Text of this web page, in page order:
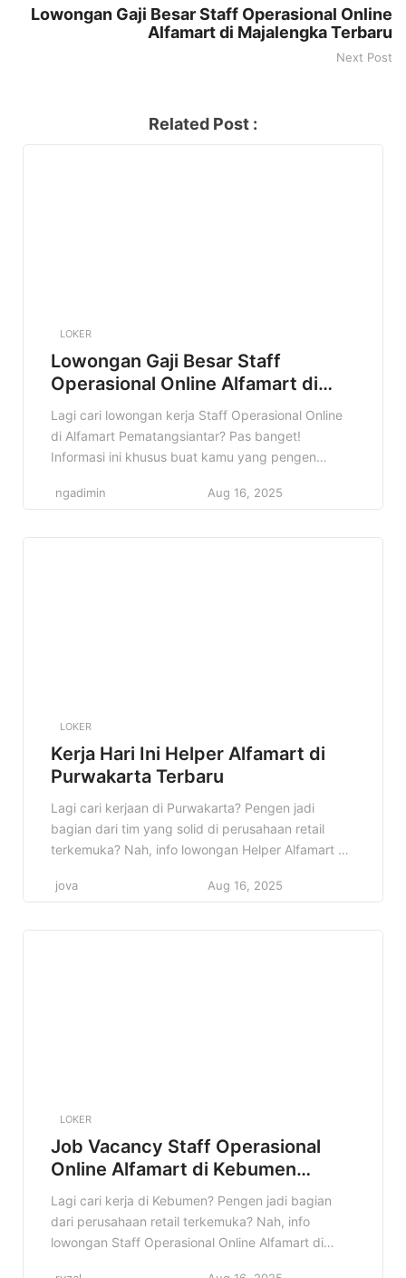
Lowongan Gaji Besar Staff Operasional Online
Alfamart di Majalengka Terbaru
Next Post
Related Post :
LOKER
Lowongan Gaji Besar Staff
Operasional Online Alfamart di
Kota Pematangsiantar Terbaru
Lagi cari lowongan kerja Staff Operasional Online
di Alfamart Pematangsiantar? Pas banget!
Informasi ini khusus buat kamu yang pengen
dunia digital. Alfamart lagi buka kesempatan emas
ngadimin Aug 16, 2025
LOKER
Kerja Hari Ini Helper Alfamart di
Purwakarta Terbaru
Lagi cari kerjaan di Purwakarta? Pengen jadi
bagian dari tim yang solid di perusahaan retail
terkemuka? Nah, info lowongan Helper Alfamart di
Cocok banget buat kamu yang fresh graduate
jova Aug 16, 2025
LOKER
Job Vacancy Staff Operasional
Online Alfamart di Kebumen
Terbaru
Lagi cari kerja di Kebumen? Pengen jadi bagian
dari perusahaan retail terkemuka? Nah, info
lowongan Staff Operasional Online Alfamart di